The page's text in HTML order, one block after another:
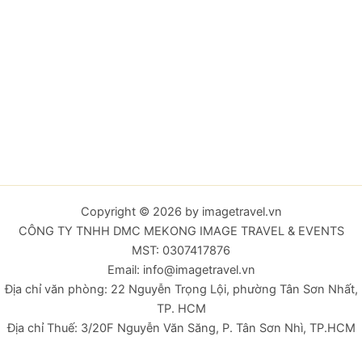
Copyright © 2026 by imagetravel.vn
CÔNG TY TNHH DMC MEKONG IMAGE TRAVEL & EVENTS
MST: 0307417876
Email: info@imagetravel.vn
Địa chỉ văn phòng: 22 Nguyễn Trọng Lội, phường Tân Sơn Nhất,
TP. HCM
Địa chỉ Thuế: 3/20F Nguyễn Văn Săng, P. Tân Sơn Nhì, TP.HCM